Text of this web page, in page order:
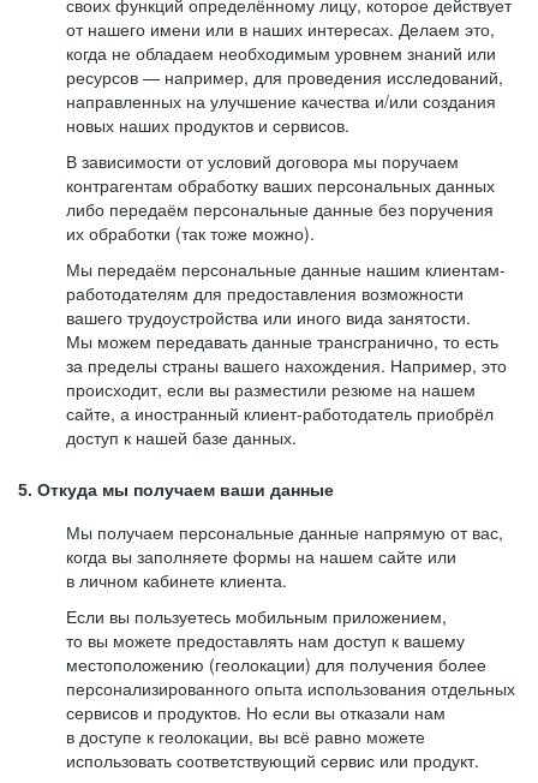
своих функций определённому лицу, которое действует
от нашего имени или в наших интересах. Делаем это,
когда не обладаем необходимым уровнем знаний или
ресурсов — например, для проведения исследований,
направленных на улучшение качества и/или создания
новых наших продуктов и сервисов.
В зависимости от условий договора мы поручаем
контрагентам обработку ваших персональных данных
либо передаём персональные данные без поручения
их обработки (так тоже можно).
Мы передаём персональные данные нашим клиентам-
работодателям для предоставления возможности
вашего трудоустройства или иного вида занятости.
Мы можем передавать данные трансгранично, то есть
за пределы страны вашего нахождения. Например, это
происходит, если вы разместили резюме на нашем
сайте, а иностранный клиент-работодатель приобрёл
доступ к нашей базе данных.
5. Откуда мы получаем ваши данные
Мы получаем персональные данные напрямую от вас,
когда вы заполняете формы на нашем сайте или
в личном кабинете клиента.
Если вы пользуетесь мобильным приложением,
то вы можете предоставлять нам доступ к вашему
местоположению (геолокации) для получения более
персонализированного опыта использования отдельных
сервисов и продуктов. Но если вы отказали нам
в доступе к геолокации, вы всё равно можете
использовать соответствующий сервис или продукт.